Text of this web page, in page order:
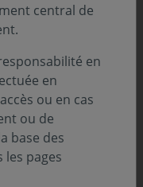
la Veille
prendre la
je suis ainsi
stratégique et
de contribuer
en tant
central de
en
en
ou en cas
ou de
base des
pages